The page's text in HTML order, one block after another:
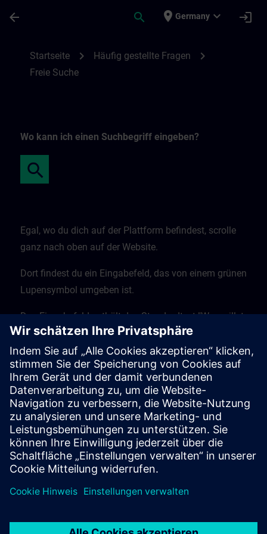
arrow_back search place Germany expand_more login
Startseite chevron_right Häufig gestellte Fragen chevron_right
Freie Suche
Wo kann ich einen Suchbegriff eingeben?
Egal, wo du dich auf der Plattform befindest, scrolle
ganz nach oben auf der Website.
Dort findest du ein Eingabefeld, das von einem grünen
Lupensymbol umgeben ist.
Das Eingabefeld enthält den Standardtext "Was willst
du lernen?" Gib hier deinen Suchbegriff ein.
Klicke auf die Lupe, um den Suchvorgang zu starten.